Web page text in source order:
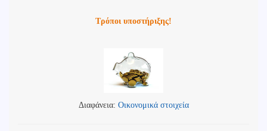
Τρόποι υποστήριξης!
Διαφάνεια: Οικονομικά στοιχεία